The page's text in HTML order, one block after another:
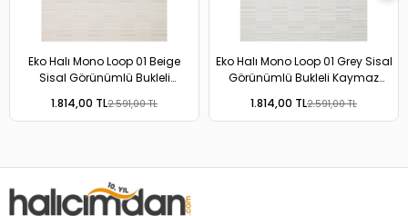
Eko Halı Mono Loop 01 Beige
Sisal Görünümlü Bukleli
1.814,00 TL2.591,00 TL
Eko Halı Mono Loop 01 Grey Sisal
Görünümlü Bukleli Kaymaz
1.814,00 TL2.591,00 TL